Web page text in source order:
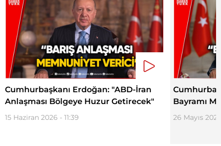
Cumhurbaşkanı Erdoğan: "ABD-İran
Anlaşması Bölgeye Huzur Getirecek"
15 Haziran 2026 - 11:39
Bayramı
26 Mayıs